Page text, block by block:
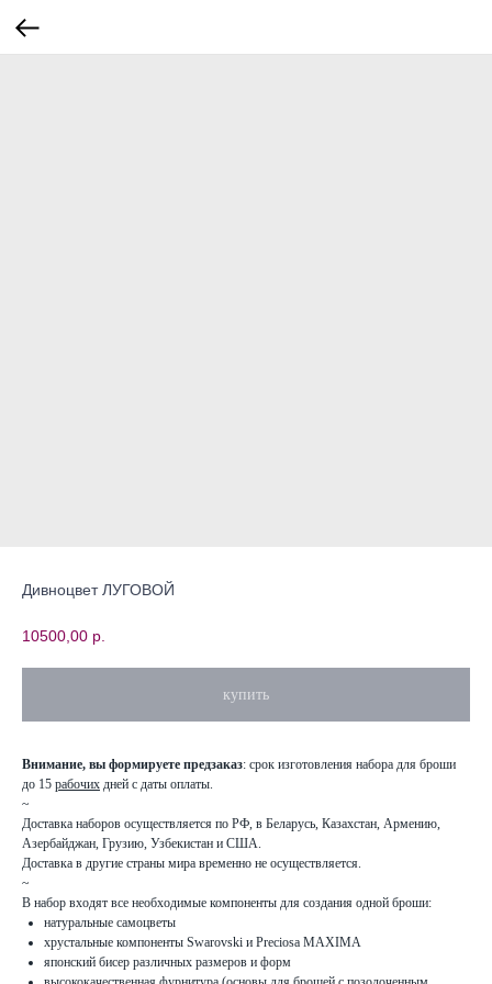
Дивноцвет ЛУГОВОЙ
10500,00 р.
купить
Внимание, вы формируете предзаказ: срок изготовления набора для броши
до 15 рабочих дней с даты оплаты.
~
Доставка наборов осуществляется по РФ, в Беларусь, Казахстан, Армению,
Азербайджан, Грузию, Узбекистан и США.
Доставка в другие страны мира временно не осуществляется.
~
В набор входят все необходимые компоненты для создания одной броши:
натуральные самоцветы
хрустальные компоненты Swarovski и Preciosa MAXIMA
японский бисер различных размеров и форм